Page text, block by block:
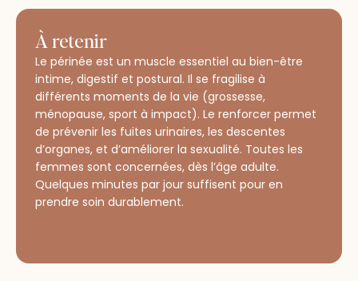
À retenir
Le périnée est un muscle essentiel au bien-être
intime, digestif et postural. Il se fragilise à
différents moments de la vie (grossesse,
ménopause, sport à impact). Le renforcer permet
de prévenir les fuites urinaires, les descentes
d’organes, et d’améliorer la sexualité. Toutes les
femmes sont concernées, dès l’âge adulte.
Quelques minutes par jour suffisent pour en
prendre soin durablement.